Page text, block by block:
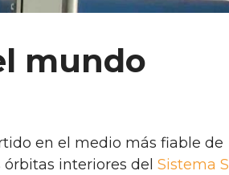
mundo
en el medio más fiable de
órbitas interiores del Sistema